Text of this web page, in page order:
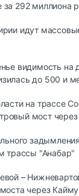
за 292 миллиона
идут
видимость на
до 500 и
на трассе
мост через
трассы "Анабар"
–
через